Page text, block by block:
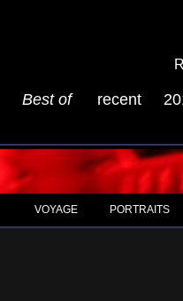
Best of recent
VOYAGE PORTRAITS